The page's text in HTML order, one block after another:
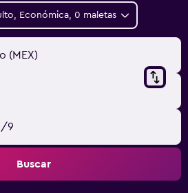
Económica, 0 maletas
(MEX)
9
Buscar